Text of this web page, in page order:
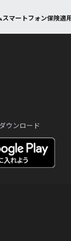
スマートフォン保険適
ウンロード